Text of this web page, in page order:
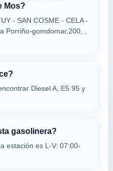
76
Mos?
- SAN COSME - CELA -
Porriño-gomdomar,200, ,
Diesel A, E5 95 y
gasolinera?
estación es L-V: 07:00-